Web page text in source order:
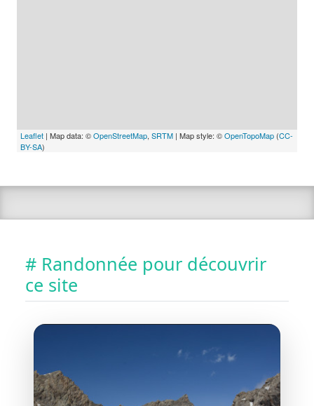
Leaflet | Map data: ©OpenStreetMap, SRTM | Map style: ©OpenTopoMap (CC-
BY-SA)
# Randonnée pour découvrir
ce site